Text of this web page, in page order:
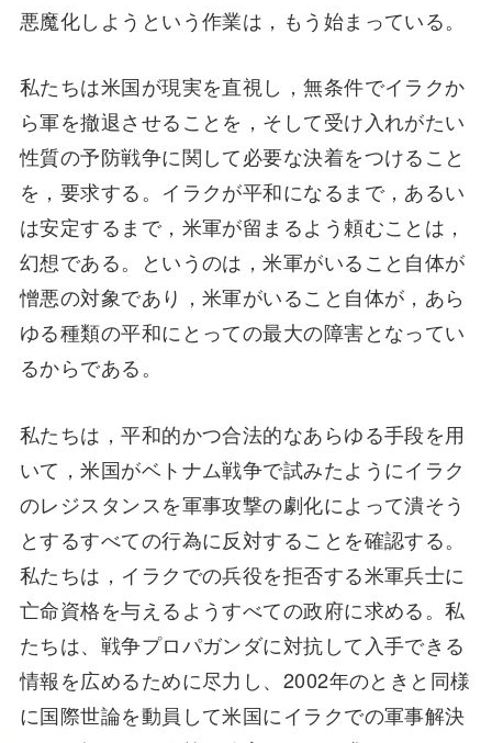
悪魔化しようという作業は，もう始まっている。
私たちは米国が現実を直視し，無条件でイラクか
ら軍を撤退させることを，そして受け入れがたい
性質の予防戦争に関して必要な決着をつけること
を，要求する。イラクが平和になるまで，あるい
は安定するまで，米軍が留まるよう頼むことは，
幻想である。というのは，米軍がいること自体が
憎悪の対象であり，米軍がいること自体が，あら
ゆる種類の平和にとっての最大の障害となってい
るからである。
私たちは，平和的かつ合法的なあらゆる手段を用
いて，米国がベトナム戦争で試みたようにイラク
のレジスタンスを軍事攻撃の劇化によって潰そう
とするすべての行為に反対することを確認する。
私たちは，イラクでの兵役を拒否する米軍兵士に
亡命資格を与えるようすべての政府に求める。私
たちは、戦争プロパガンダに対抗して入手できる
情報を広めるために尽力し、2002年のときと同様
に国際世論を動員して米国にイラクでの軍事解決